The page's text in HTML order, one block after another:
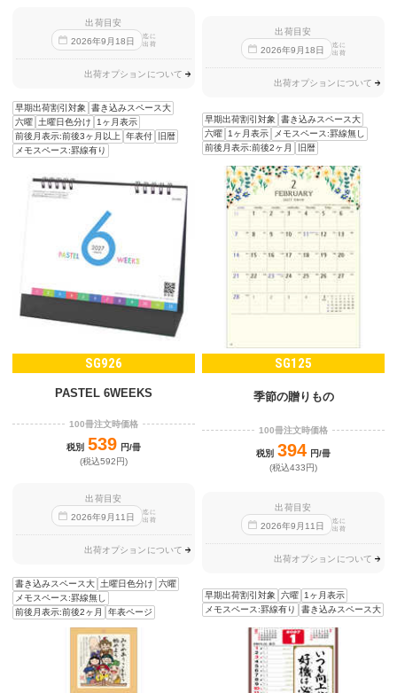
出荷目安
2026年9 月18 日
迄に
出荷
出荷オプションについて
早期出荷割引対象
書き込みスペース大
六曜 土曜日色分け
1ヶ月表示
前後月表示:前後3ヶ月以上 年表付
旧暦
メモスペース:罫線有り
出荷目安
2026年9 月 18 日
迄に
出荷
出荷オプションについて
早期出荷割引対象
書き込みスペース大
六曜
1ヶ月表示
メモスペース:罫線無し
前後月表示:前後2ヶ月
旧暦
SG926
PASTEL 6WEEKS
100冊注文時価格
税別 539 円/冊
(税込592円)
出荷目安
2026年9 月11 日
迄に
出荷
出荷オプションについて
書き込みスペース大 土曜日色分け
六曜
メモスペース:罫線無し
前後月表示:前後2ヶ月
年表ページ
SG125
季節の贈りもの
100冊注文時価格
税別 394 円/冊
(税込433円)
出荷目安
2026年9 月 11 日
迄に
出荷
出荷オプションについて
早期出荷割引対象 六曜
1ヶ月表示
メモスペース:罫線有り
書き込みスペース大